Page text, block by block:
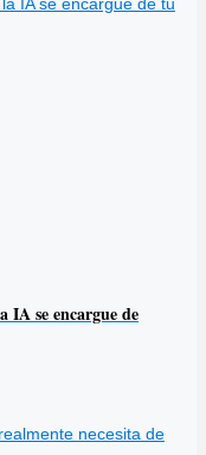
IA se encargue de